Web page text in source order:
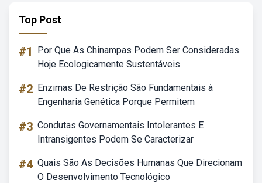
Top Post
#1
Por Que As Chinampas Podem Ser Consideradas
Hoje Ecologicamente Sustentáveis
#2 Enzimas De Restrição São Fundamentais à
Engenharia Genética Porque Permitem
#3 Condutas Governamentais Intolerantes E
Intransigentes Podem Se Caracterizar
#4 Quais São As Decisões Humanas Que Direcionam
O Desenvolvimento Tecnológico